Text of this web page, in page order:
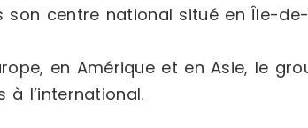
centre national situé en Île-de-
en Amérique et en Asie, le
l’international.